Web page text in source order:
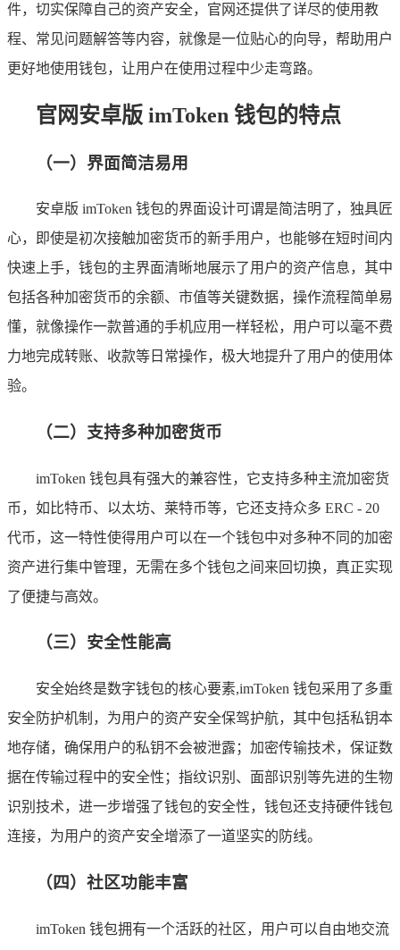
件，切实保障自己的资产安全，官网还提供了详尽的使用教
程、常见问题解答等内容，就像是一位贴心的向导，帮助用户
更好地使用钱包，让用户在使用过程中少走弯路。
官网安卓版 imToken 钱包的特点
（一）界面简洁易用
安卓版 imToken 钱包的界面设计可谓是简洁明了，独具匠
心，即使是初次接触加密货币的新手用户，也能够在短时间内
快速上手，钱包的主界面清晰地展示了用户的资产信息，其中
包括各种加密货币的余额、市值等关键数据，操作流程简单易
懂，就像操作一款普通的手机应用一样轻松，用户可以毫不费
力地完成转账、收款等日常操作，极大地提升了用户的使用体
验。
（二）支持多种加密货币
imToken 钱包具有强大的兼容性，它支持多种主流加密货
币，如比特币、以太坊、莱特币等，它还支持众多 ERC - 20
代币，这一特性使得用户可以在一个钱包中对多种不同的加密
资产进行集中管理，无需在多个钱包之间来回切换，真正实现
了便捷与高效。
（三）安全性能高
安全始终是数字钱包的核心要素,imToken 钱包采用了多重
安全防护机制，为用户的资产安全保驾护航，其中包括私钥本
地存储，确保用户的私钥不会被泄露；加密传输技术，保证数
据在传输过程中的安全性；指纹识别、面部识别等先进的生物
识别技术，进一步增强了钱包的安全性，钱包还支持硬件钱包
连接，为用户的资产安全增添了一道坚实的防线。
（四）社区功能丰富
imToken 钱包拥有一个活跃的社区，用户可以自由地交流